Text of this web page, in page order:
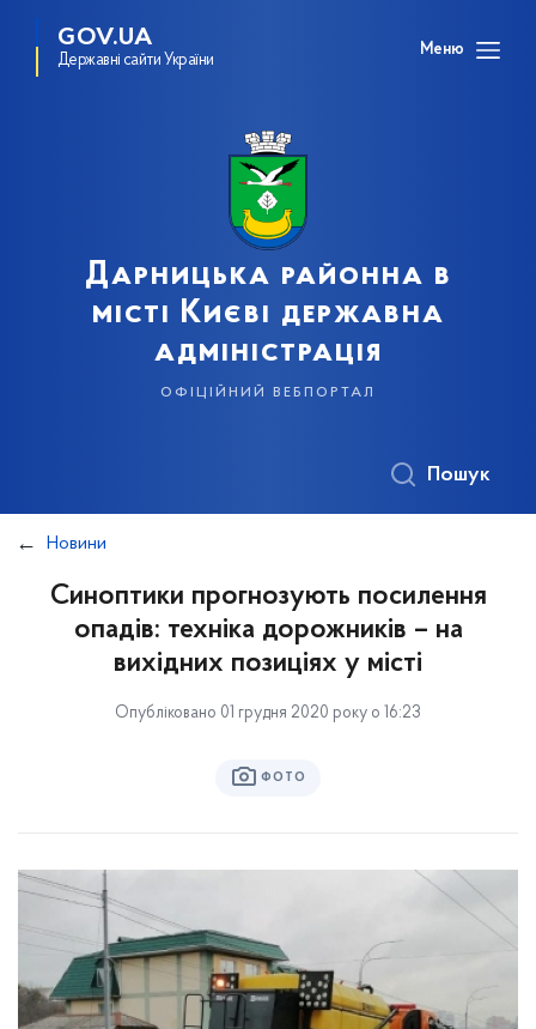
GOV.UA
Державні сайти України
Меню
Дарницька районна в
місті Києві державна
адміністрація
офіційний вебпортал
Пошук
Новини
Синоптики прогнозують посилення
опадів: техніка дорожників – на
вихідних позиціях у місті
Опубліковано 01 грудня 2020 року о 16:23
ФОТО